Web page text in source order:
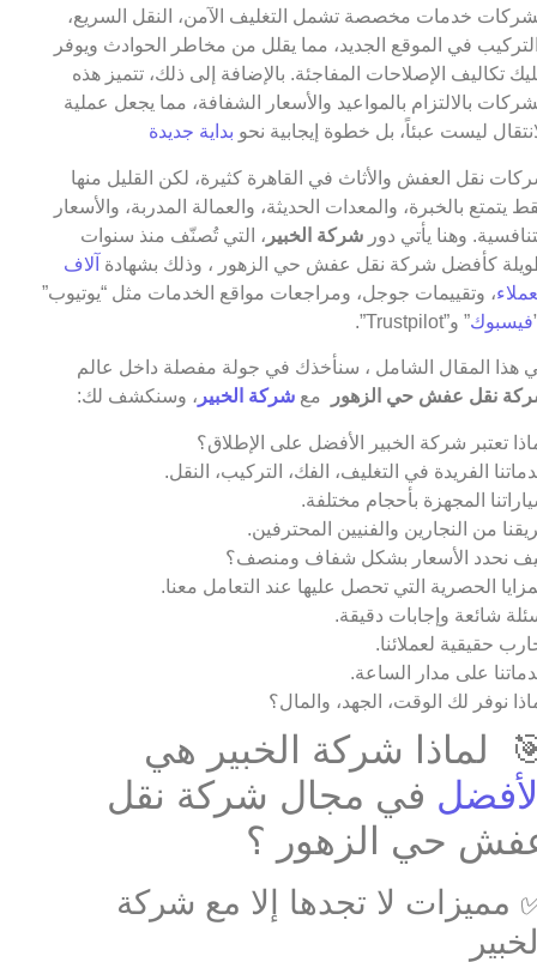
خدمات مخصصة تشمل التغليف الآمن، النقل السريع،
في الموقع الجديد، مما يقلل من مخاطر الحوادث ويوفر
تكاليف الإصلاحات المفاجئة. بالإضافة إلى ذلك، تتميز هذه
بالالتزام بالمواعيد والأسعار الشفافة، مما يجعل عملية
ليست عبئاً، بل خطوة إيجابية نحو بداية جديدة
نقل العفش والأثاث في القاهرة كثيرة، لكن القليل منها
يتمتع بالخبرة، والمعدات الحديثة، والعمالة المدربة، والأسعار
وهنا يأتي دور شركة الخبير ، التي تُصنّف منذ سنوات
كأفضل شركة نقل عفش حي الزهور ، وذلك بشهادة آلاف
، وتقييمات جوجل، ومراجعات مواقع الخدمات مثل “يوتيوب”
فيسبوك” و”Trustpilot”.
هذا المقال الشامل ، سنأخذك في جولة مفصلة داخل عالم
نقل عفش حي الزهور
مع شركة الخبير ، وسنكشف لك:
تعتبر شركة الخبير الأفضل على الإطلاق؟
الفريدة في التغليف، الفك، التركيب، النقل.
المجهزة بأحجام مختلفة.
من النجارين والفنيين المحترفين.
نحدد الأسعار بشكل شفاف ومنصف؟
الحصرية التي تحصل عليها عند التعامل معنا.
شائعة وإجابات دقيقة.
حقيقية لعملائنا.
على مدار الساعة.
نوفر لك الوقت، الجهد، والمال؟
لماذا شركة الخبير هي
في مجال شركة نقل
حي الزهور ؟
مميزات لا تجدها إلا مع شركة